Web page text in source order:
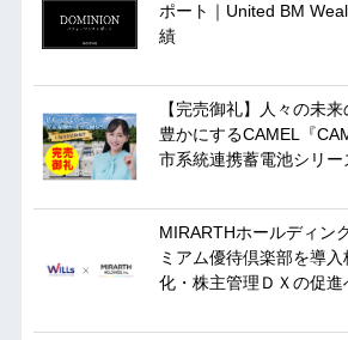
ポート｜United BM
績
【完売御礼】人々の未
豊かにするCAMEL『
市系統連携蓄電池シリ
MIRARTHホールディン
ミアム優待倶楽部を導
化・株主管理ＤＸの促進